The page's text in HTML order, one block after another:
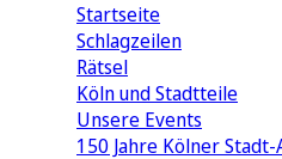
Startseite
Schlagzeilen
Rätsel
Köln und Stadtteile
Unsere Events
150 Jahre Kölner